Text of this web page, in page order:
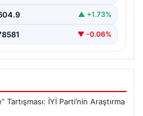
▲ +1.73%
▼ -0.06%
Tartışması: İYİ Parti’nin Araştırma